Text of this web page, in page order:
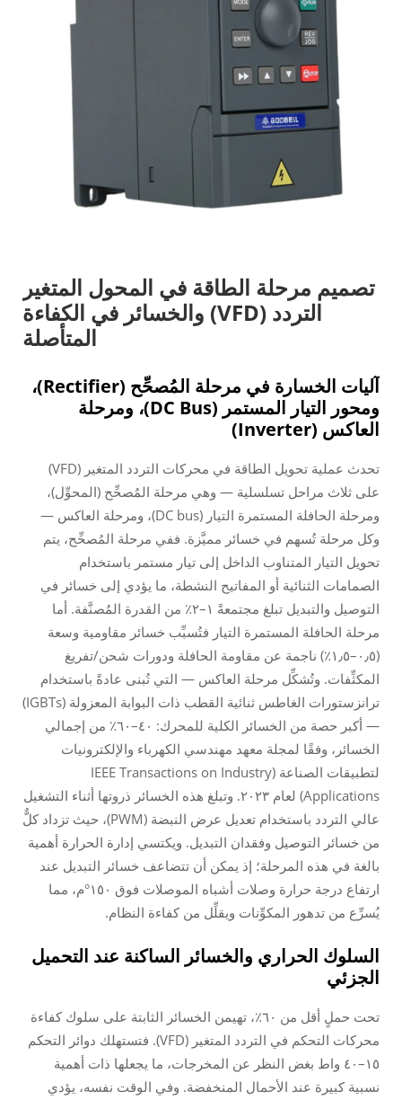
تصميم مرحلة الطاقة في المحول المتغير
التردد (VFD) والخسائر في الكفاءة
المتأصلة
آليات الخسارة في مرحلة المُصحِّح (Rectifier)،
ومحور التيار المستمر (DC Bus)، ومرحلة
العاكس (Inverter)
تحدث عملية تحويل الطاقة في محركات التردد المتغير (VFD)
على ثلاث مراحل تسلسلية — وهي مرحلة المُصحِّح (المحوِّل)،
ومرحلة الحافلة المستمرة التيار (DC bus)، ومرحلة العاكس —
وكل مرحلة تُسهم في خسائر مميَّزة. ففي مرحلة المُصحِّح، يتم
تحويل التيار المتناوب الداخل إلى تيار مستمر باستخدام
الصمامات الثنائية أو المفاتيح النشطة، ما يؤدي إلى خسائر في
التوصيل والتبديل تبلغ مجتمعةً ١–٢٪ من القدرة المُصنَّفة. أما
مرحلة الحافلة المستمرة التيار فتُسبِّب خسائر مقاومية وسعة
(٠٫٥–١٫٥٪) ناجمة عن مقاومة الحافلة ودورات شحن/تفريغ
المكثِّفات. وتُشكِّل مرحلة العاكس — التي تُبنى عادةً باستخدام
ترانزستورات الغاطس ثنائية القطب ذات البوابة المعزولة (IGBTs)
— أكبر حصة من الخسائر الكلية للمحرك: ٤٠–٦٠٪ من إجمالي
الخسائر، وفقًا لمجلة معهد مهندسي الكهرباء والإلكترونيات
لتطبيقات الصناعة (IEEE Transactions on Industry
Applications) لعام ٢٠٢٣. وتبلغ هذه الخسائر ذروتها أثناء التشغيل
عالي التردد باستخدام تعديل عرض النبضة (PWM)، حيث تزداد كلٌّ
من خسائر التوصيل وفقدان التبديل. ويكتسي إدارة الحرارة أهمية
بالغة في هذه المرحلة؛ إذ يمكن أن تتضاعف خسائر التبديل عند
ارتفاع درجة حرارة وصلات أشباه الموصلات فوق ١٥٠°م، مما
يُسرِّع من تدهور المكوِّنات ويقلِّل من كفاءة النظام.
السلوك الحراري والخسائر الساكنة عند التحميل
الجزئي
تحت حملٍ أقل من ٦٠٪، تهيمن الخسائر الثابتة على سلوك كفاءة
محركات التحكم في التردد المتغير (VFD). فتستهلك دوائر التحكم
١٥–٤٠ واط بغض النظر عن المخرجات، ما يجعلها ذات أهمية
نسبية كبيرة عند الأحمال المنخفضة. وفي الوقت نفسه، يؤدي